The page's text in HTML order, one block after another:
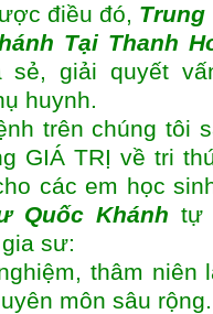
điều đó, Trung
Tại Thanh
sẻ, giải quyết
huynh.
trên chúng tôi
GIÁ TRỊ về tri
các em học
Quốc Khánh tự
sư:
thâm niên
môn sâu rộng.